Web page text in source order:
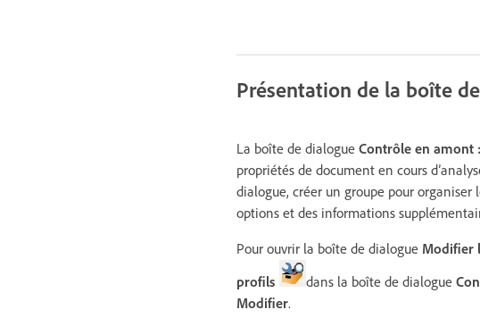
Présentation de la boîte
La boîte de dialogue Contrôle en
propriétés de document en cours
dialogue, créer un groupe pour organiser
options et des informations
Pour ouvrir la boîte de dialogue Modifier
profils
dans la boîte de dialogue
Modifier.